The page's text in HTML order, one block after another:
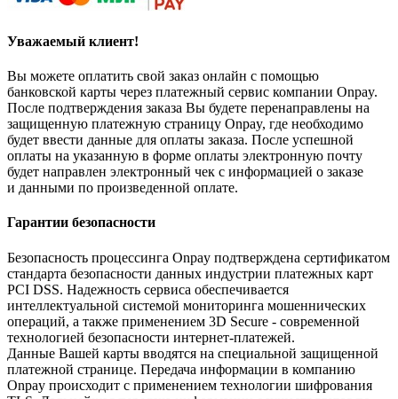
Уважаемый клиент!
Вы можете оплатить свой заказ онлайн с помощью
банковской карты через платежный сервис компании Onpay.
После подтверждения заказа Вы будете перенаправлены на
защищенную платежную страницу Onpay, где необходимо
будет ввести данные для оплаты заказа. После успешной
оплаты на указанную в форме оплаты электронную почту
будет направлен электронный чек с информацией о заказе
и данными по произведенной оплате.
Гарантии безопасности
Безопасность процессинга Onpay подтверждена сертификатом
стандарта безопасности данных индустрии платежных карт
PCI DSS. Надежность сервиса обеспечивается
интеллектуальной системой мониторинга мошеннических
операций, а также применением 3D Secure - современной
технологией безопасности интернет-платежей.
Данные Вашей карты вводятся на специальной защищенной
платежной странице. Передача информации в компанию
Onpay происходит с применением технологии шифрования